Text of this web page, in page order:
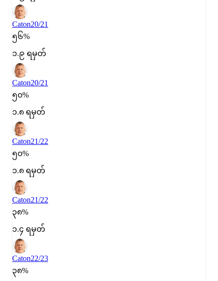
Caton20/21
၅၆%
၁.၉ ရမှတ်
Caton20/21
၅၀%
၁.၈ ရမှတ်
Caton21/22
၅၀%
၁.၈ ရမှတ်
Caton21/22
၃၈%
၁.၄ ရမှတ်
Caton22/23
၃၈%